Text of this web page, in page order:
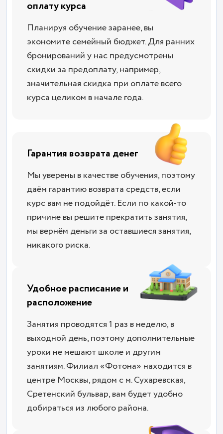
оплату курса
Планируя обучение заранее, вы
экономите семейный бюджет. Для ранних
бронирований у нас предусмотрены
скидки за предоплату, например,
значительная скидка при оплате всего
курса целиком в начале года.
Гарантия возврата денег
Мы уверены в качестве обучения, поэтому
даём гарантию возврата средств, если
курс вам не подойдёт. Если по какой-то
причине вы решите прекратить занятия,
мы вернём деньги за оставшиеся занятия,
никакого риска.
Удобное расписание и
расположение
Занятия проводятся 1 раз в неделю, в
выходной день, поэтому дополнительные
уроки не мешают школе и другим
занятиям. Филиал «Фотона» находится в
центре Москвы, рядом с м. Сухаревская,
Сретенский бульвар, вам будет удобно
добираться из любого района.